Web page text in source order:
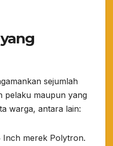
sejumlah
pelaku maupun yang
warga, antara lain:
Inch merek Polytron.